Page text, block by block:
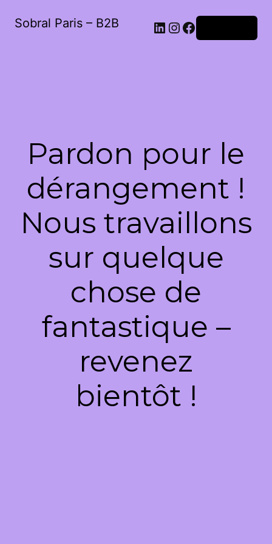
Sobral Paris – B2B LinkedIn
Instagram
Facebook
Pardon pour le
dérangement !
Nous travaillons
sur quelque
chose de
fantastique –
revenez
bientôt !